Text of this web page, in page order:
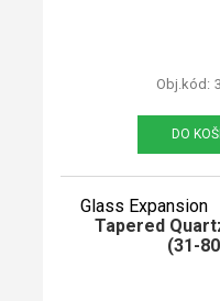
Obj.kód:
DO
Glass Expansion
Tapered
(31-